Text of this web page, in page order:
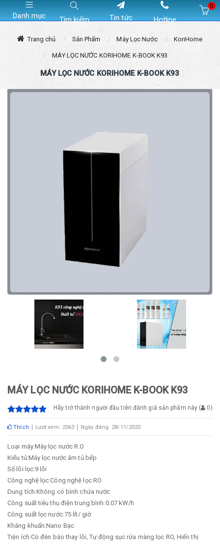
Danh mục Tìm kiếm Tin tức Hotline
0
Trang chủ Sản Phẩm Máy Lọc Nước KoriHome
MÁY LỌC NƯỚC KORIHOME K-BOOK K93
MÁY LỌC NƯỚC KORIHOME K-BOOK K93
MÁY LỌC NƯỚC KORIHOME K-BOOK K93
Hãy trở thành người đầu tiên đánh giá sản phẩm này ( 0)
Thích Lượt xem: 2063 Ngày đăng: 28/11/2020
Loại máy:Máy lọc nước R.O
Kiểu tủ:Máy lọc nước âm tủ bếp
Số lõi lọc:9 lõi
Công nghệ lọc:Công nghệ lọc RO
Dung tích:Không có bình chứa nước
Công suất tiêu thụ điện trung bình:0.07 kW/h
Công suất lọc nước:75 lít/ giờ
Kháng khuẩn:Nano Bạc
Tiện ích:Có đèn báo thay lõi, Tự động sục rửa màng lọc RO, Hiển thị